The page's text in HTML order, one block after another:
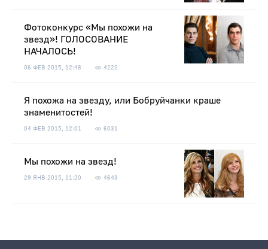
Фотоконкурс «Мы похожи на
звезд»! ГОЛОСОВАНИЕ
НАЧАЛОСЬ!
06 ФЕВ 2015, 12:48 4222
Я похожа на звезду, или Бобруйчанки краше
знаменитостей!
04 ФЕВ 2015, 12:01 6031
Мы похожи на звезд!
29 ЯНВ 2015, 11:20 4643